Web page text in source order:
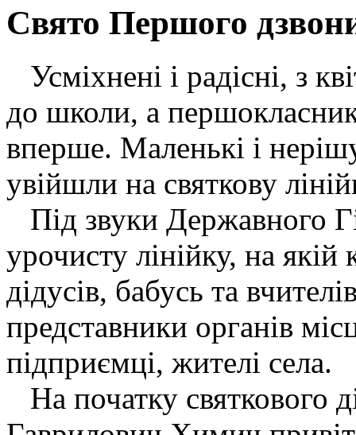
Свято Першого
Усміхнені і радісні, з
до школи, а
вперше. Маленькі і
увійшли на святкову
Під звуки Державного
урочисту лінійку, на якій
дідусів, бабусь та
представники органів
підприємці, жителі села.
На початку святкового